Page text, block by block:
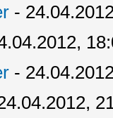
-
-